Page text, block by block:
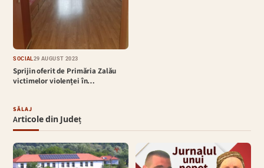
SOCIAL29 AUGUST 2023
Sprijin oferit de Primăria Zalău
victimelor violenței în…
SĂLAJ
Articole din Județ